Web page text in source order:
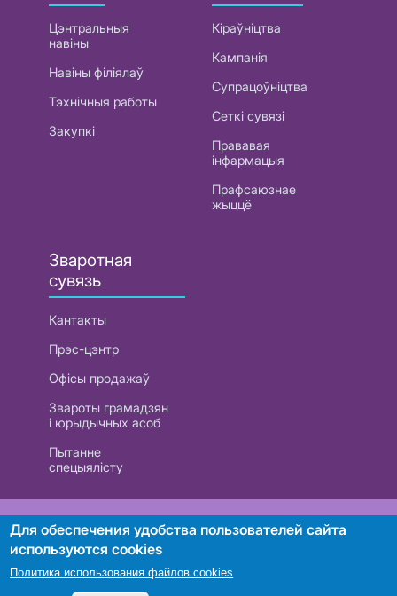
Цэнтральныя
навіны
Навіны філіялаў
Тэхнічныя работы
Закупкі
Кіраўніцтва
Кампанія
Супрацоўніцтва
Сеткі сувязі
Прававая
інфармацыя
Прафсаюзнае
жыццё
Зваротная
сувязь
Кантакты
Прэс-цэнтр
Офісы продажаў
Звароты грамадзян
і юрыдычных асоб
Пытанне
спецыялісту
РУП «Белтэлекам». УНП 101007741
Для обеспечения удобства пользователей сайта
используются cookies
Политика использования файлов cookies